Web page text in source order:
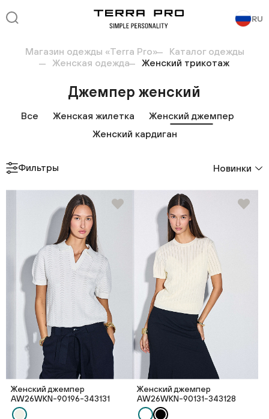
RU
Магазин одежды «Terra Pro»
Каталог одежды
Женская одежда
Женский трикотаж
Джемпер женский
Все Женская жилетка
Женский джемпер
Женский кардиган
Фильтры Новинки
Женский джемпер
AW26WKN-90196-343131
Женский джемпер
AW26WKN-90131-343128